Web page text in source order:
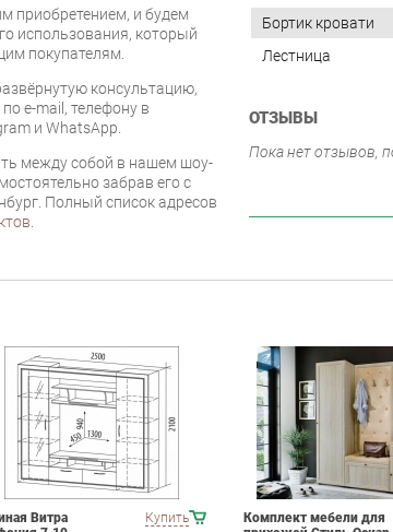
приобретением, и будем
использования, который
покупателям.
консультацию,
e-mail, телефону в
и WhatsApp.
между собой в нашем шоу-
забрав его с
Полный список адресов
.
Бортик кровати
Лестница
ОТЗЫВЫ
Пока нет отзывов,
Купить
Витра
Комплект мебели для